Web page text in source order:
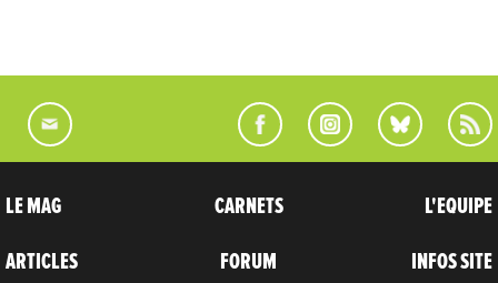
LE MAG
ARTICLES
CARNETS
FORUM
L'EQUIPE
INFOS SITE